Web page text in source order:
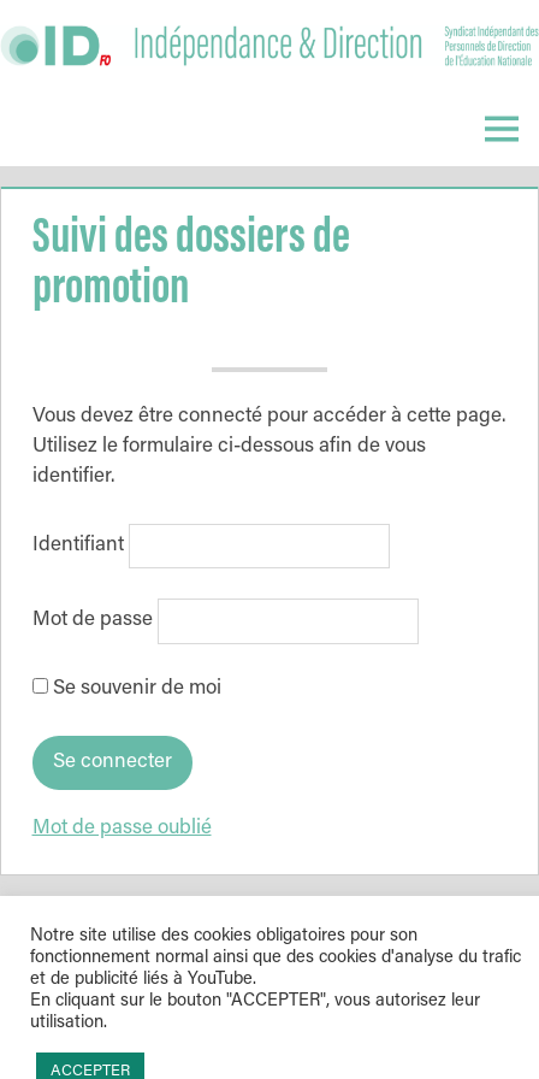
to
Direction
Menu
Suivi des dossiers de
promotion
Vous devez être connecté pour accéder à cette page.
Utilisez le formulaire ci-dessous afin de vous
identifier.
Identifiant
Mot de passe
Se souvenir de moi
Mot de passe oublié
Indépendance & Direction © 2026
Notre site utilise des cookies obligatoires pour son
fonctionnement normal ainsi que des cookies d'analyse du trafic
et de publicité liés à YouTube.
En cliquant sur le bouton "ACCEPTER", vous autorisez leur
utilisation.
ACCEPTER